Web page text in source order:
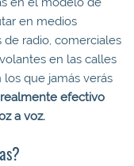
en medios
de radio, comerciales
en las calles
que jamás verás
efectivo
a voz.